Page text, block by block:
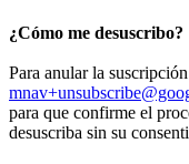
¿Cómo me desuscribo?
Para anular la
para que confirme el
desuscriba sin su